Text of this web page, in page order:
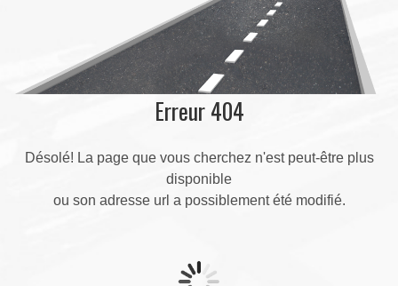
Erreur 404
Désolé! La page que vous cherchez n'est peut-être plus
disponible
ou son adresse url a possiblement été modifié.